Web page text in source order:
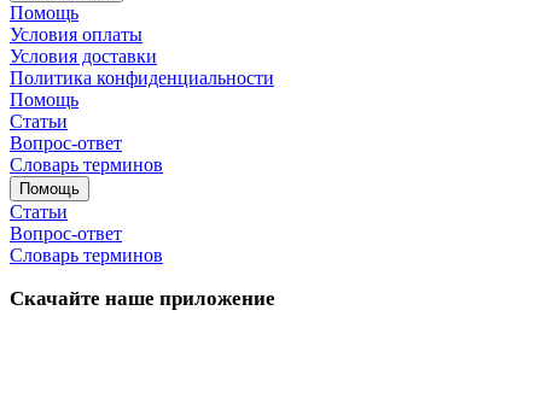
Помощь
Условия оплаты
Условия доставки
Политика конфиденциальности
Помощь
Статьи
Вопрос-ответ
Словарь терминов
Помощь
Статьи
Вопрос-ответ
Словарь терминов
Скачайте наше приложение